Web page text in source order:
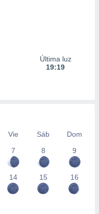
Última luz
19:19
Vie Sáb
Dom
7 8 9
14 15 16